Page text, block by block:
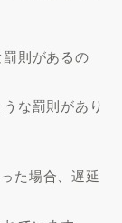
則があるの
な罰則があり
た場合、遅延